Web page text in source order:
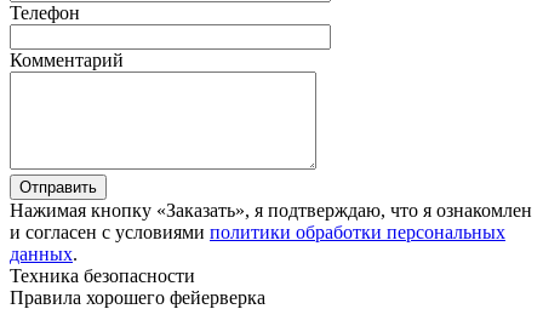
Телефон
Комментарий
Отправить
Нажимая кнопку «Заказать», я подтверждаю, что я ознакомлен
и согласен с условиями политики обработки персональных
данных.
Техника безопасности
Правила хорошего фейерверка